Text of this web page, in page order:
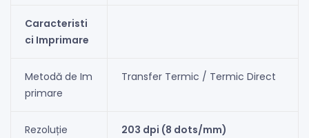
Caracteristi
ci Imprimare
Metodă de Im
primare
Transfer Termic / Termic Direct
Rezoluție 203 dpi (8 dots/mm)